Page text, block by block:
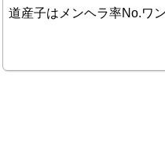
道産子はメンヘラ率No.ワ